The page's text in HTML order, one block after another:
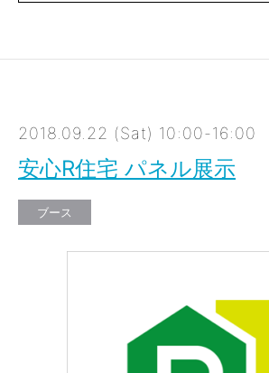
2018.09.22 (Sat) 10:00-16:00
安心R住宅 パネル展示
ブース